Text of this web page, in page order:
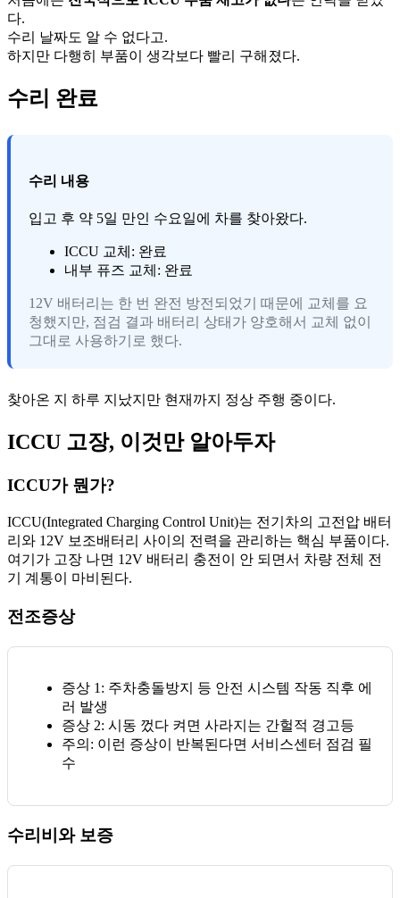
다.
수리 날짜도 알 수 없다고.
하지만 다행히 부품이 생각보다 빨리 구해졌다.
수리 완료
수리 내용
입고 후 약 5일 만인 수요일에 차를 찾아왔다.
ICCU 교체 : 완료
내부 퓨즈 교체 : 완료
12V 배터리는 한 번 완전 방전되었기 때문에 교체를 요
청했지만, 점검 결과 배터리 상태가 양호해서 교체 없이
그대로 사용하기로 했다.
찾아온 지 하루 지났지만 현재까지 정상 주행 중이다.
ICCU 고장, 이것만 알아두자
ICCU가 뭔가?
ICCU(Integrated Charging Control Unit)는 전기차의 고전압 배터
리와 12V 보조배터리 사이의 전력을 관리하는 핵심 부품이다.
여기가 고장 나면 12V 배터리 충전이 안 되면서 차량 전체 전
기 계통이 마비된다.
전조증상
증상 1 : 주차충돌방지 등 안전 시스템 작동 직후 에
러 발생
증상 2: 시동 껐다 켜면 사라지는 간헐적 경고등
주의 : 이런 증상이 반복된다면 서비스센터 점검 필
수
수리비와 보증